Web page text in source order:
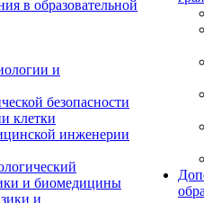
в образовательной
и
безопасности
клетки
инженерии
и биомедицины
и